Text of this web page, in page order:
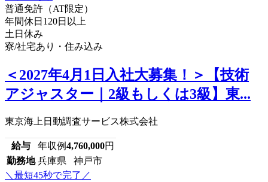
普通免許（AT限定）
年間休日120日以上
土日休み
寮/社宅あり・住み込み
＜2027年4月1日入社大募集！＞【技術
アジャスター｜2級もしくは3級】東...
東京海上日動調査サービス株式会社
給与 年収例4,760,000円
勤務地 兵庫県 神戸市
＼最短45秒で完了／